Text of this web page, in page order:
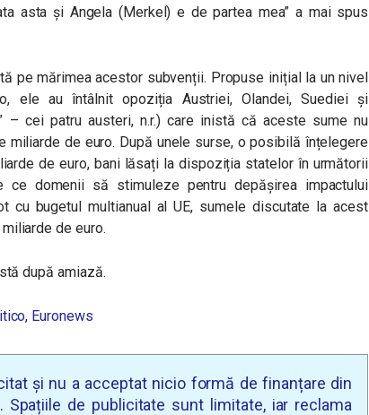
asta și Angela (Merkel) e de partea mea” a mai spus
pe mărimea acestor subvenții. Propuse inițial la un nivel
ele au întâlnit opoziția Austriei, Olandei, Suediei și
– cei patru austeri, n.r.) care inistă că aceste sume nu
miliarde de euro. După unele surse, o posibilă înțelegere
de euro, bani lăsați la dispoziția statelor în următorii
domenii să stimuleze pentru depășirea impactului
cu bugetul multianual al UE, sumele discutate la acest
de euro.
după amiază.
, Euronews
și nu a acceptat nicio formă de finanțare din
Spațiile de publicitate sunt limitate, iar reclama